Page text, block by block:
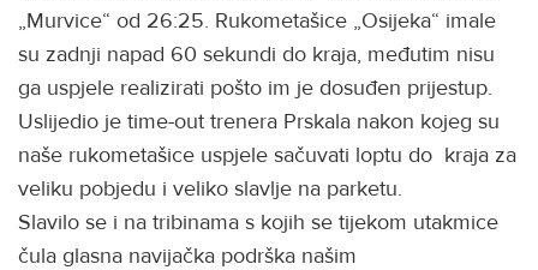
„Murvice“ od 26:25. Rukometašice „Osijeka“ imale
su zadnji napad 60 sekundi do kraja, međutim nisu
ga uspjele realizirati pošto im je dosuđen prijestup.
Uslijedio je time-out trenera Prskala nakon kojeg su
naše rukometašice uspjele sačuvati loptu do kraja za
veliku pobjedu i veliko slavlje na parketu.
Slavilo se i na tribinama s kojih se tijekom utakmice
čula glasna navijačka podrška našim